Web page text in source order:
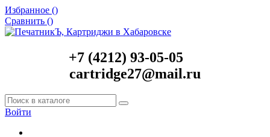
Избранное ()
Сравнить ()
+7 (4212) 93-05-05
cartridge27@mail.ru
Войти